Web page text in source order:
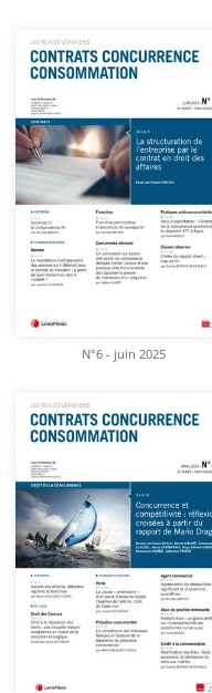
N°6 - juin 2025